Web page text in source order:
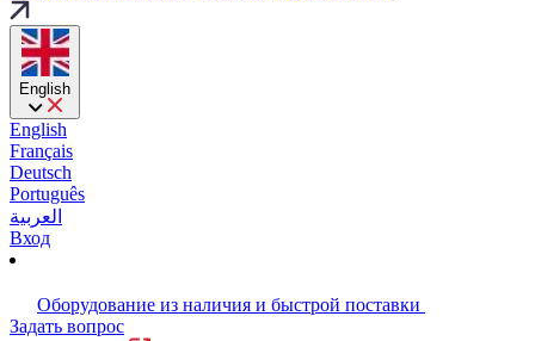
English
English
Français
Deutsch
Português
العربية
Вход
Оборудование из наличия и быстрой поставки
Задать вопрос